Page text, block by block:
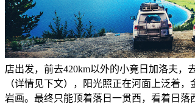
店出发，前去420km以外的小竟日加洛夫
（详情见下文），阳光照正在河面上泛着
岩画。最终只能顶着落日一贯西，看着日